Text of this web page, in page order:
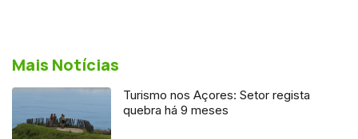
Mais Notícias
Turismo nos Açores: Setor regista
quebra há 9 meses